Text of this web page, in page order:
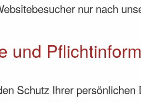
nur nach
und
Schutz Ihrer